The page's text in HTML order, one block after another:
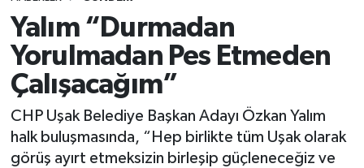
Yalım “Durmadan
Yorulmadan Pes Etmeden
Çalışacağım”
CHP Uşak Belediye Başkan Adayı Özkan Yalım
halk buluşmasında, “Hep birlikte tüm Uşak olarak
görüş ayırt etmeksizin birleşip güçleneceğiz ve
Uşak Trafik Yoğunluk Haritası
Süper Lig Puan Durumu ve Fikstür
Tüm Manşetler
Son Dakika Haberleri